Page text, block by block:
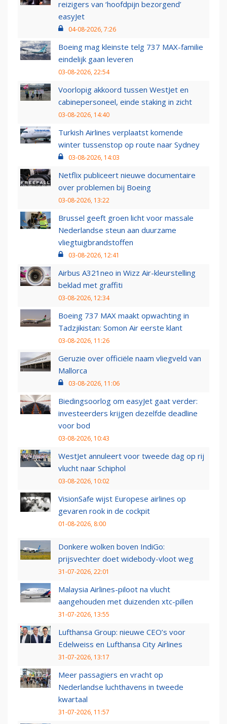
reizigers van ‘hoofdpijn bezorgend’
easyJet
04-08-2026, 7:26
Boeing mag kleinste telg 737 MAX-familie
eindelijk gaan leveren
03-08-2026, 22:54
Voorlopig akkoord tussen WestJet en
cabinepersoneel, einde staking in zicht
03-08-2026, 14:40
Turkish Airlines verplaatst komende
winter tussenstop op route naar Sydney
03-08-2026, 14:03
Netflix publiceert nieuwe documentaire
over problemen bij Boeing
03-08-2026, 13:22
Brussel geeft groen licht voor massale
Nederlandse steun aan duurzame
vliegtuigbrandstoffen
03-08-2026, 12:41
Airbus A321neo in Wizz Air-kleurstelling
beklad met graffiti
03-08-2026, 12:34
Boeing 737 MAX maakt opwachting in
Tadzjikistan: Somon Air eerste klant
03-08-2026, 11:26
Geruzie over officiële naam vliegveld van
Mallorca
03-08-2026, 11:06
Biedingsoorlog om easyJet gaat verder:
investeerders krijgen dezelfde deadline
voor bod
03-08-2026, 10:43
WestJet annuleert voor tweede dag op rij
vlucht naar Schiphol
03-08-2026, 10:02
VisionSafe wijst Europese airlines op
gevaren rook in de cockpit
01-08-2026, 8:00
Donkere wolken boven IndiGo:
prijsvechter doet widebody-vloot weg
31-07-2026, 22:01
Malaysia Airlines-piloot na vlucht
aangehouden met duizenden xtc-pillen
31-07-2026, 13:55
Lufthansa Group: nieuwe CEO’s voor
Edelweiss en Lufthansa City Airlines
31-07-2026, 13:17
Meer passagiers en vracht op
Nederlandse luchthavens in tweede
kwartaal
31-07-2026, 11:57